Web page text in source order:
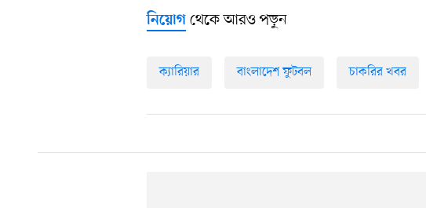
নিয়োগ থেকে আরও পড়ুন
ক্যারিয়ার বাংলাদেশ ফুটবল চাকরির খবর